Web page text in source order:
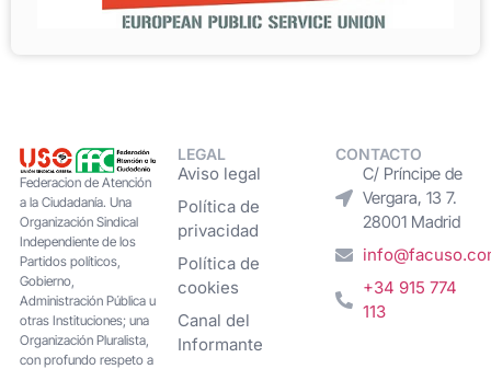
Federacion de Atención
a la Ciudadanía. Una
Organización Sindical
Independiente de los
Partidos políticos,
Gobierno,
Administración Pública u
otras Instituciones; una
Organización Pluralista,
con profundo respeto a
LEGAL
Aviso legal
Política de
privacidad
Política de
cookies
Canal del
Informante
CONTACTO
C/ Príncipe de
Vergara, 13 7.
28001 Madrid
+34 915 774
113